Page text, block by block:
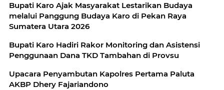
Bupati Karo Ajak Masyarakat Lestarikan Budaya
melalui Panggung Budaya Karo di Pekan Raya
Sumatera Utara 2026
Bupati Karo Hadiri Rakor Monitoring dan Asistensi
Penggunaan Dana TKD Tambahan di Provsu
Upacara Penyambutan Kapolres Pertama Paluta
AKBP Dhery Fajariandono